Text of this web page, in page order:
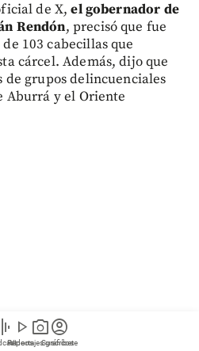
play_arrow
Videos
photo_camera
Reportajes gráficos
account_circle
Suscríbete
de X,el gobernador de
Rendón, precisó que fue
103 cabecillas que
cárcel. Además, dijo que
de grupos delincuenciales
Aburrá y el Oriente